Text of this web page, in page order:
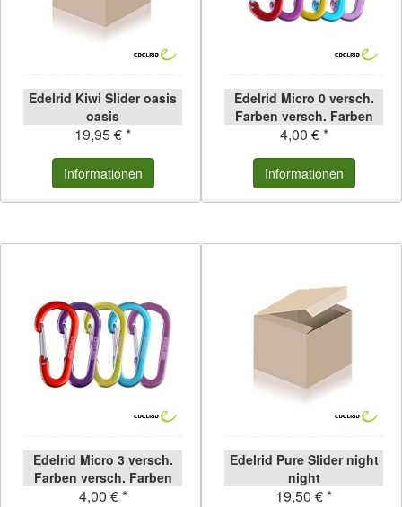
Edelrid Kiwi Slider oasis
oasis
19,95 € *
Informationen
Edelrid Micro 0 versch.
Farben versch. Farben
4,00 € *
Informationen
Edelrid Micro 3 versch.
Farben versch. Farben
4,00 € *
Edelrid Pure Slider night
night
19,50 € *